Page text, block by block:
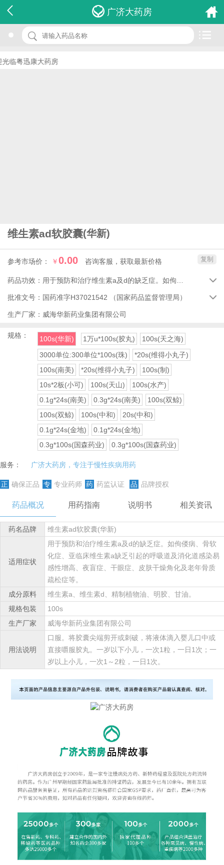
广济大药房
粤迅康大药房
维生素ad软胶囊(华新)
参考市场价： ￥0.00 咨询客服，获取最新价格
名 称：维生素ad软胶囊
品 牌：(华新)
复制
药品功效： 
批准文号： 国药准字H37021542 （国家药品监督管理局） 
生产厂家： 威海华新药业集团有限公司
规格： 100s(华新) 1万u*100s(胶丸)
100s(天之海)
3000单位:300单位*100s(珠)
*20s(维得小丸子)
100s(南美)
*20s(维得小丸子)
100s(制)
10s*2板(小可)
100s(天山)
100s(水产)
0.1g*24s(南美)
0.3g*24s(南美)
100s(双鲸)
100s(双鲸)
100s(中和)
20s(中和)
0.1g*24s(金地)
0.1g*24s(金地)
0.3g*100s(国森药业)
0.3g*100s(国森药业)
服务： 广济大药房，专注于慢性疾病用药
正 确保正品 专 专业药师 药 药监认证 品 品牌授权
药品概况 用药指南 说明书 相关资讯
药名品牌 维生素ad软胶囊(华新)
适用症状
用于预防和治疗维生素a及d的缺乏症。如佝偻病、骨软
化症、亚临床维生素a缺乏引起的呼吸道及消化道感染易
感性增高、夜盲症、干眼症、皮肤干燥角化及老年骨质
疏松症等。
成分原料
维生素a、维生素d、精制植物油、明胶、甘油。
规格包装
100s
生产厂家
威海华新药业集团有限公司
用法说明
口服。将胶囊尖端剪开或刺破，将液体滴入婴儿口中或
直接嚼服胶丸。一岁以下小儿，一次1粒，一日1次；一
岁以上小儿，一次1～2粒，一日1次。